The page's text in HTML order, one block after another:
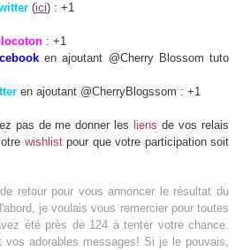
(ici) : +1
: +1
en ajoutant @Cherry Blossom tuto
en ajoutant @CherryBlogssom : +1
pas de me donner les liens de vos relais
wishlistpour que votre participation soit
retour pour vous annoncer le résultat du
je voulais vous remercier pour toutes
été près de 124 à tenter votre chance.
vos adorables messages! Si je le pouvais,